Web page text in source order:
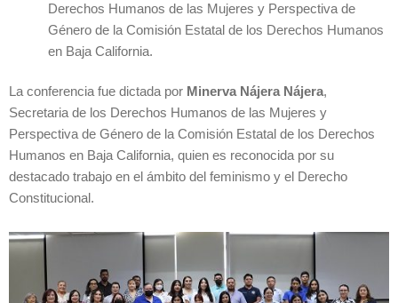
Derechos Humanos de las Mujeres y Perspectiva de
Género de la Comisión Estatal de los Derechos Humanos
en Baja California.
La conferencia fue dictada por Minerva Nájera Nájera,
Secretaria de los Derechos Humanos de las Mujeres y
Perspectiva de Género de la Comisión Estatal de los Derechos
Humanos en Baja California, quien es reconocida por su
destacado trabajo en el ámbito del feminismo y el Derecho
Constitucional.